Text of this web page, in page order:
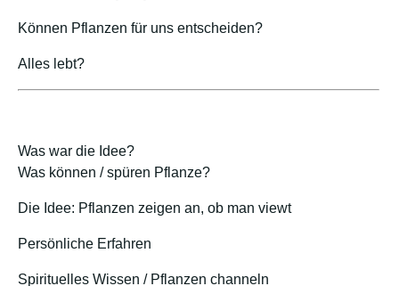
Können Pflanzen für uns entscheiden?
Alles lebt?
Was war die Idee?
Was können / spüren Pflanze?
Die Idee: Pflanzen zeigen an, ob man viewt
Persönliche Erfahren
Spirituelles Wissen / Pflanzen channeln